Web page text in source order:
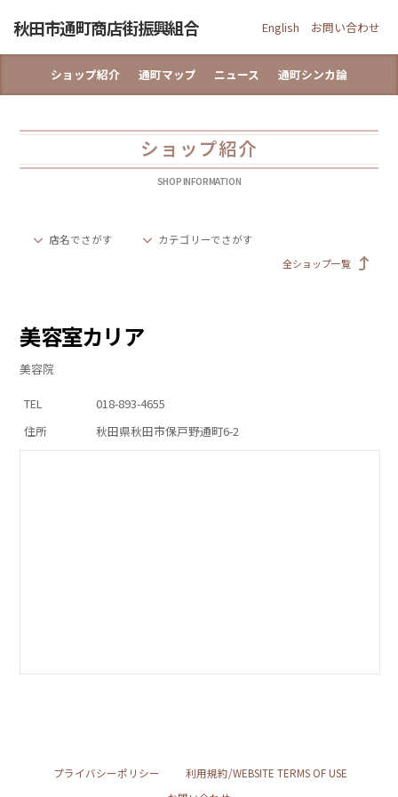
秋田市通町商店街振興組合 English お問い合わせ
ショップ紹介 通町マップ ニュース 通町シンカ論
ショップ紹介
SHOP INFORMATION
店名でさがす
カテゴリーでさがす
全ショップ一覧
美容室カリア
美容院
TEL
018-893-4655
住所
秋田県秋田市保戸野通町6-2
プライバシーポリシー
利用規約/WEBSITE TERMS OF USE